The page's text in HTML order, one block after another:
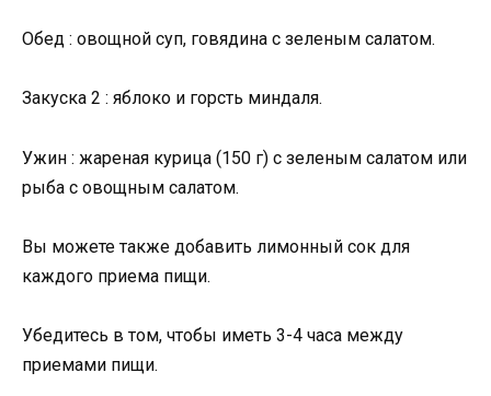
Обед : овощной суп, говядина с зеленым салатом.
Закуска 2 : яблоко и горсть миндаля.
Ужин : жареная курица (150 г) с зеленым салатом или
рыба с овощным салатом.
Вы можете также добавить лимонный сок для
каждого приема пищи.
Убедитесь в том, чтобы иметь 3-4 часа между
приемами пищи.